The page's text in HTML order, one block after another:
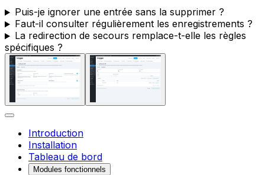
Puis-je ignorer une entrée sans la supprimer ?
Faut-il consulter régulièrement les enregistrements ?
La redirection de secours remplace-t-elle les règles
spécifiques ?
Introduction
Installation
Tableau de bord
Modules fonctionnels